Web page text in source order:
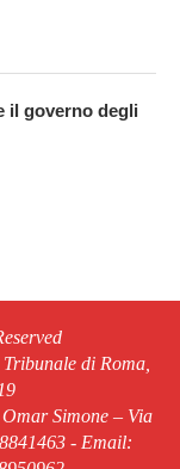
il governo degli
di Roma,
Simone – Via
- Email: